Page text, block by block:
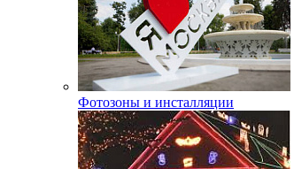
Фотозоны и инсталляции